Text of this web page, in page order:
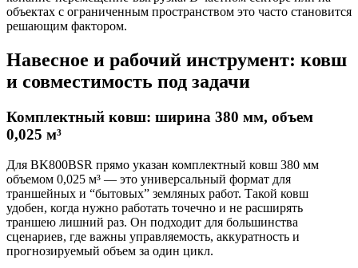
объектах с ограниченным пространством это часто становится
решающим фактором.
Навесное и рабочий инструмент: ковш
и совместимость под задачи
Комплектный ковш: ширина 380 мм, объем
0,025 м³
Для BK800BSR прямо указан комплектный ковш 380 мм
объемом 0,025 м³ — это универсальный формат для
траншейных и “бытовых” земляных работ. Такой ковш
удобен, когда нужно работать точечно и не расширять
траншею лишний раз. Он подходит для большинства
сценариев, где важны управляемость, аккуратность и
прогнозируемый объем за один цикл.